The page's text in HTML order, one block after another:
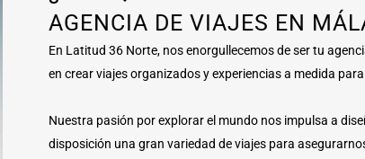
AGENCIA DE VIAJES EN
En Latitud 36 Norte, nos enorgullecemos de ser tu
en crear viajes organizados y experiencias a medida
Nuestra pasión por explorar el mundo nos impulsa a
disposición una gran variedad de viajes para